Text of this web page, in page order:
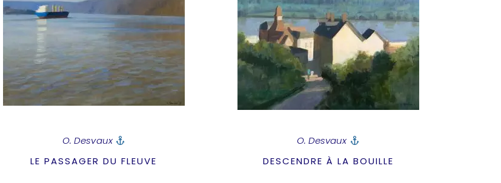
O. Desvaux
LE PASSAGER DU FLEUVE
O. Desvaux
DESCENDRE À LA BOUILLE